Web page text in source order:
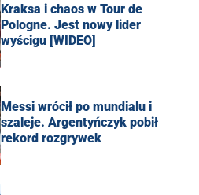
Kraksa i chaos w Tour de
Pologne. Jest nowy lider
wyścigu [WIDEO]
Messi wrócił po mundialu i
szaleje. Argentyńczyk pobił
rekord rozgrywek